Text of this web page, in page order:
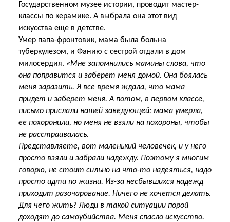
Государственном музее истории, проводит мастер-
классы по керамике. А выбрала она этот вид
искусства еще в детстве.
Умер папа-фронтовик, мама была больна
туберкулезом, и Фанию с сестрой отдали в дом
милосердия. «Мне запомнились мамины слова, что
она поправится и заберет меня домой. Она боялась
меня заразить. Я все время ждала, что мама
придет и заберет меня. А потом, в первом классе,
письмо прислали нашей заведующей: мама умерла,
ее похоронили, но меня не взяли на похороны, чтобы
не расстраивалась.
Представляете, вот маленький человечек, и у него
просто взяли и забрали надежду. Поэтому я многим
говорю, не стоит сильно на что-то надеяться, надо
просто идти по жизни. Из-за несбывшихся надежд
приходит разочарование. Ничего не хочется делать.
Для чего жить? Люди в такой ситуации порой
доходят до самоубийства. Меня спасло искусство.